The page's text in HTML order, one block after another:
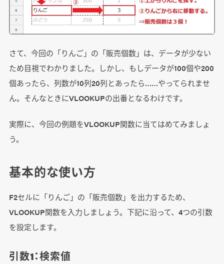
さて、今回の「りんご」の「販売個数」は、データが少ない
ため目視でわかりました。しかし、もしデータが100個や200
個あったら、列数が10列20列とあったら……やってられませ
ん。そんなときにVLOOKUPの出番となるわけです。
実際に、今回の例題をVLOOKUP関数に当てはめてみましょ
う。
基本的な使い方
F2セルに「りんご」の「販売個数」を出力するため、
VLOOKUP関数を入力しましょう。下記に沿って、4つの引数
を設定します。
引数1：検索値